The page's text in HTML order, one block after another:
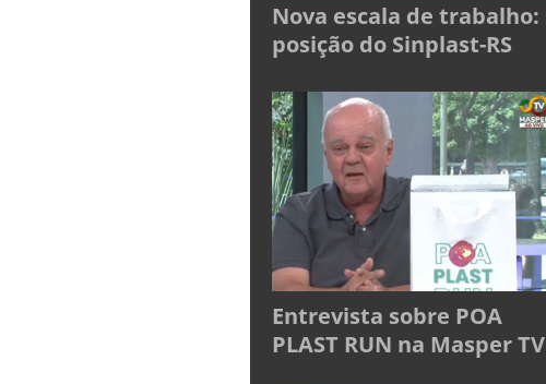
Nova escala de trabalho:
posição do Sinplast-RS
Entrevista sobre POA
PLAST RUN na Masper TV